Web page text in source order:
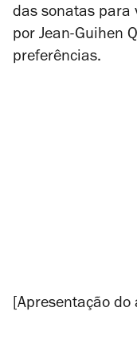
das sonatas para
por Jean-Guihen
preferências.
[Apresentação do